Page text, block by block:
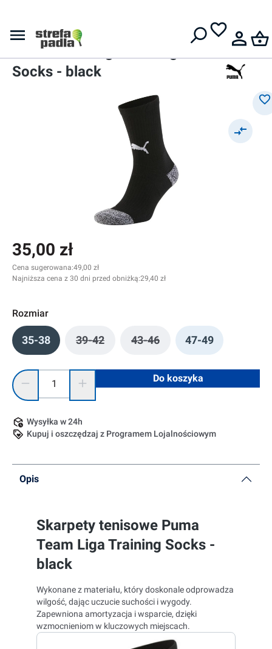
Skarpety
Puma Team Liga Training
Socks - black
35,00 zł
Cena sugerowana:49,00 zł
Najniższa cena z 30 dni przed obniżką:29,40 zł
Rozmiar
35-38 39-42(Ta opcja jest obecnie niedostępna.)
43-46(Ta opcja jest obecnie
47-49
Ilość produktu: Wprowadź żądaną ilość lub użyj
Do koszyka
Wysyłka w 24h
Kupuj i oszczędzaj z Programem Lojalnościowym
Opis
Skarpety tenisowe Puma
Team Liga Training Socks -
black
Wykonane z materiału, który doskonale odprowadza
wilgość, dając uczucie suchości i wygody.
Zapewniona amortyzacja i wsparcie, dzięki
wzmocnieniom w kluczowych miejscach.